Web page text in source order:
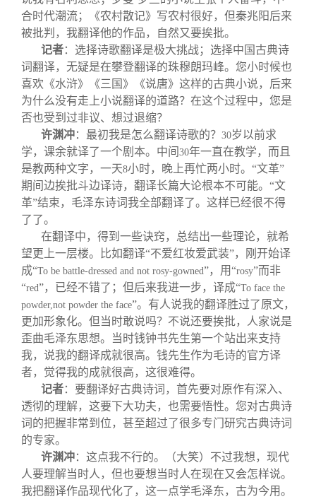
合时代潮流；《农村散记》写农村很好，但秦兆阳后来
被批判，我翻译他的作品，自然又要挨批。
记者：选择诗歌翻译是极大挑战；选择中国古典诗
词翻译，无疑是在攀登翻译的珠穆朗玛峰。您小时候也
喜欢《水浒》《三国》《说唐》这样的古典小说，后来
为什么没有走上小说翻译的道路？在这个过程中，您是
否也受到过非议、想过退缩？
许渊冲：最初我是怎么翻译诗歌的？ 30岁以前求
学，课余就译了一个剧本。中间 30年一直在教学，而且
是教两种文字，一天8小时，晚上再忙两小时。“文革”
期间边挨批斗边译诗，翻译长篇大论根本不可能。“文
革”结束，毛泽东诗词我全部翻译了。这样已经很不得
了了。
在翻译中，得到一些诀窍，总结出一些理论，就希
望更上一层楼。比如翻译“不爱红妆爱武装”，刚开始译
成“To be battle-dressed and not rosy-gowned”，用“rosy”而非
“red”，已经不错了；但后来我进一步，译成“To face the
powder,not powder the face”。有人说我的翻译胜过了原文，
更加形象化。但当时敢说吗？不说还要挨批，人家说是
歪曲毛泽东思想。当时钱钟书先生第一个站出来支持
我，说我的翻译成就很高。钱先生作为毛诗的官方译
者，觉得我的成就很高，这很难得。
记者：要翻译好古典诗词，首先要对原作有深入、
透彻的理解，这要下大功夫，也需要悟性。您对古典诗
词的把握非常到位，甚至超过了很多专门研究古典诗词
的专家。
许渊冲：这点我不行的。（大笑）不过我想，现代
人要理解当时人，但也要想当时人在现在又会怎样说。
我把翻译作品现代化了，这一点学毛泽东，古为今用。